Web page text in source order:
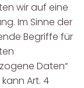
wir auf eine
Im Sinne der
Begriffe für
Daten“
Art. 4